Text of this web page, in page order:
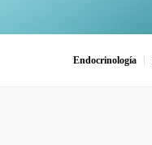
Endocrinología